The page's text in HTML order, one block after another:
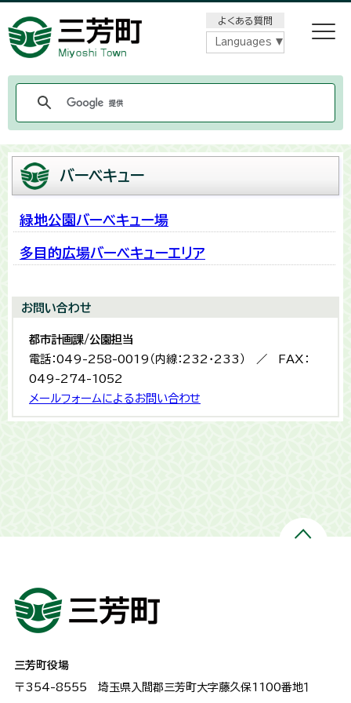
よくある質問
Languages
バーベキュー
緑地公園バーベキュー場
多目的広場バーベキューエリア
お問い合わせ
都市計画課/公園担当
電話：049-258-0019（内線：232・233） ／ FAX：
049-274-1052
メールフォームによるお問い合わせ
三芳町役場
〒354-8555 埼玉県入間郡三芳町大字藤久保1100番地１